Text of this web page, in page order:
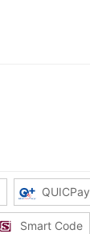
QUICPay
Smart Code